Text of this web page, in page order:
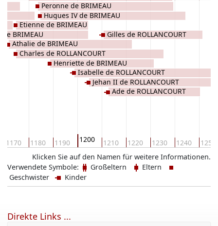
1170 1180 1190 1200 1210 1220 1230 1240 1250
BRIMEAU
Athalie de BRIMEAU
Etienne de BRIMEAU
Charles de ROLLANCOURT
Peronne de BRIMEAU
Hugues IV de BRIMEAU
Henriette de BRIMEAU
Isabelle de ROLLANCOURT
Jehan II de ROLLANCOURT
Gilles de ROLLANCOURT
Ade de ROLLANCOURT
Klicken Sie auf den Namen für weitere Informationen.
Verwendete Symbole:
Großeltern
Eltern
Geschwister
Kinder
Direkte Links ...